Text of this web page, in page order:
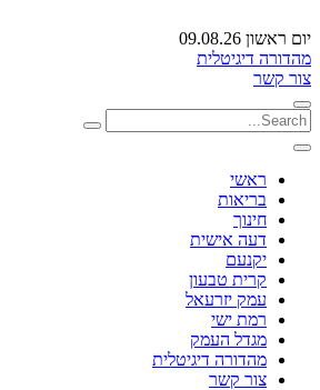
יום ראשון 09.08.26
מהדורה דיגיטלית
צור קשר
ראשי
בריאות
חינוך
דעה אישית
יקנעם
קרית טבעון
עמק יזרעאל
רמת ישי
מגדל העמק
מהדורה דיגיטלית
צור קשר